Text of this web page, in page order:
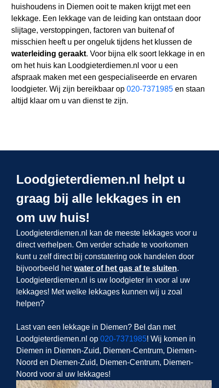
huishoudens in Diemen ooit te maken krijgt met een
lekkage. Een lekkage van de leiding kan ontstaan door
slijtage, verstoppingen, factoren van buitenaf of
misschien heeft u per ongeluk tijdens het klussen de
waterleiding geraakt. Voor bijna elk soort lekkage in en
om het huis kan Loodgieterdiemen.nl voor u een
afspraak maken met een gespecialiseerde en ervaren
loodgieter. Wij zijn bereikbaar op 020-7371985en staan
altijd klaar om u van dienst te zijn.
Loodgieterdiemen.nl helpt u
graag bij alle lekkages in en
om uw huis!
Loodgieterdiemen.nl kan de meeste lekkages voor u
direct verhelpen. Om verder schade te voorkomen
kunt u zelf direct bij constatering ook handelen door
bijvoorbeeld hetwater of het gas af te sluiten.
Loodgieterdiemen.nl is uw loodgieter in voor al uw
lekkages! Met welke lekkages kunnen wij u zoal
helpen?
Last van een lekkage in Diemen? Bel dan met
Loodgieterdiemen.nl op 020-7371985! Wij komen in
Diemen in Diemen-Zuid, Diemen-Centrum, Diemen-
Noord en Diemen-Zuid, Diemen-Centrum, Diemen-
Noord voor al uw lekkages!